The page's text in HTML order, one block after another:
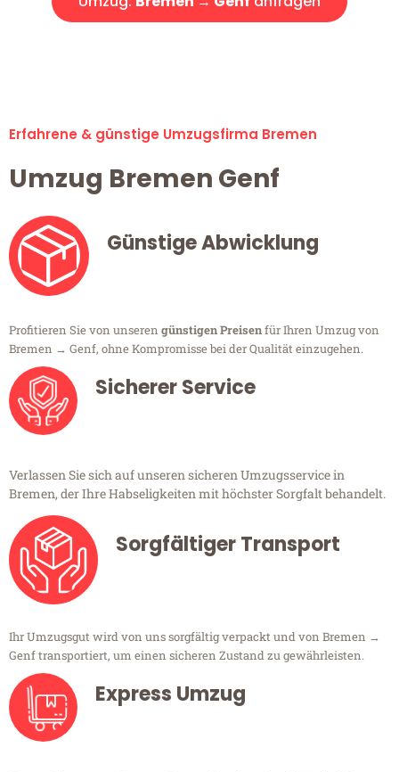
Erfahrene & günstige Umzugsfirma Bremen
Umzug Bremen Genf
Günstige Abwicklung
Profitieren Sie von unseren günstigen Preisenfür Ihren Umzug von
Bremen → Genf, ohne Kompromisse bei der Qualität einzugehen.
Sicherer Service
Verlassen Sie sich auf unseren sicheren Umzugsservice in
Bremen, der Ihre Habseligkeiten mit höchster Sorgfalt behandelt.
Sorgfältiger Transport
Ihr Umzugsgut wird von uns sorgfältig verpackt und von Bremen →
Genf transportiert, um einen sicheren Zustand zu gewährleisten.
Express Umzug